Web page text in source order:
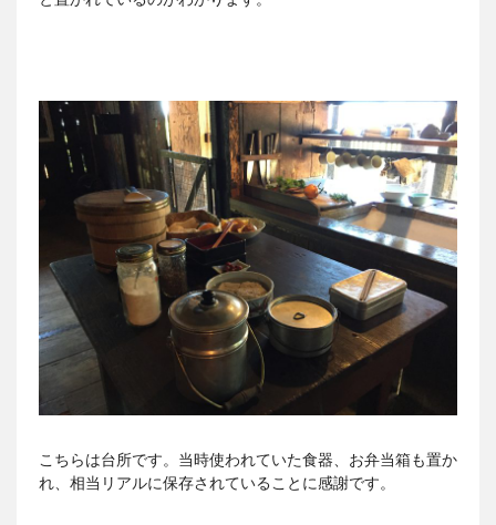
こちらは台所です。当時使われていた食器、お弁当箱も置か
れ、相当リアルに保存されていることに感謝です。